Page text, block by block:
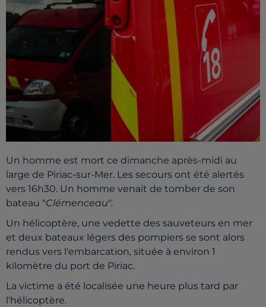
Un homme est mort ce dimanche après-midi au
large de Piriac-sur-Mer. Les secours ont été alertés
vers 16h30. Un homme venait de tomber de son
bateau "Clémenceau".
Un hélicoptère, une vedette des sauveteurs en mer
et deux bateaux légers des pompiers se sont alors
rendus vers l'embarcation, située à environ 1
kilomètre du port de Piriac.
La victime a été localisée une heure plus tard par
l'hélicoptère.